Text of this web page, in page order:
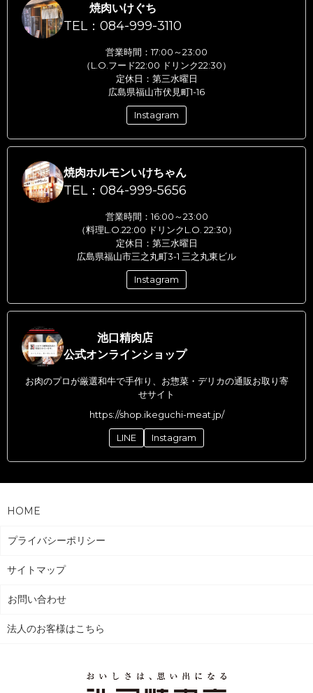
焼肉いけぐち
TEL：084-999-3110
営業時間：17:00～23:00
（L.O.フード22:00 ドリンク22:30）
定休日：第三水曜日
広島県福山市伏見町1-16
Instagram
焼肉ホルモンいけちゃん
TEL：084-999-5656
営業時間：16:00～23:00
（料理L.O.22:00 ドリンクL.O. 22:30）
定休日：第三水曜日
広島県福山市三之丸町3-1 三之丸東ビル
Instagram
池口精肉店
公式オンラインショップ
お肉のプロが厳選和牛で手作り、お惣菜・デリカの通販お取り寄
せサイト
https://shop.ikeguchi-meat.jp/
LINE Instagram
HOME
プライバシーポリシー
サイトマップ
お問い合わせ
法人のお客様はこちら